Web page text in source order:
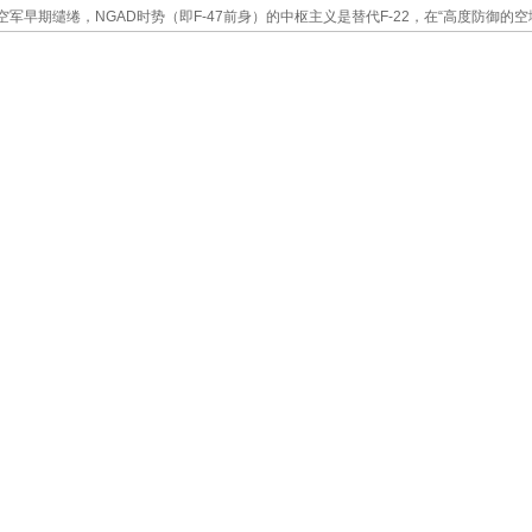
军早期缱绻，NGAD时势（即F-47前身）的中枢主义是替代F-22，在“高度防御的空